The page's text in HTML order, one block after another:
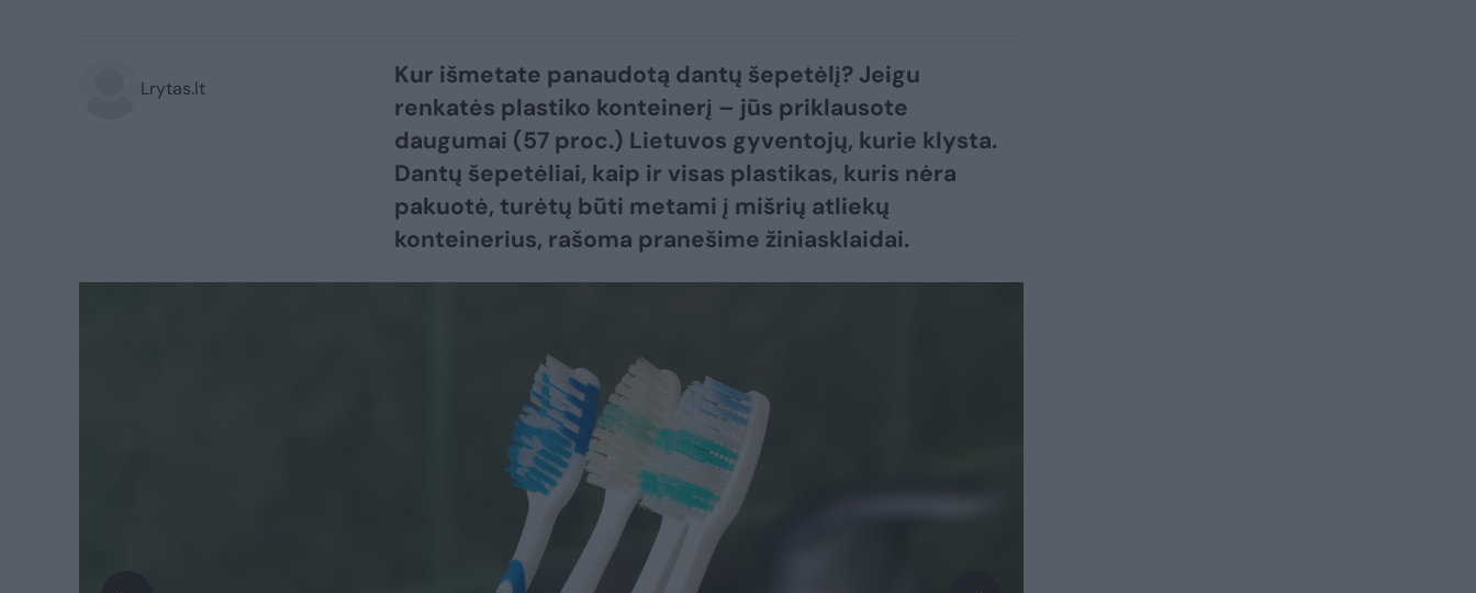
Lrytas.lt
​Kur išmetate panaudotą dantų šepetėlį? Jeigu
renkatės plastiko konteinerį – jūs priklausote
daugumai (57 proc.) Lietuvos gyventojų, kurie klysta.
Dantų šepetėliai, kaip ir visas plastikas, kuris nėra
pakuotė, turėtų būti metami į mišrių atliekų
konteinerius, rašoma pranešime žiniasklaidai.